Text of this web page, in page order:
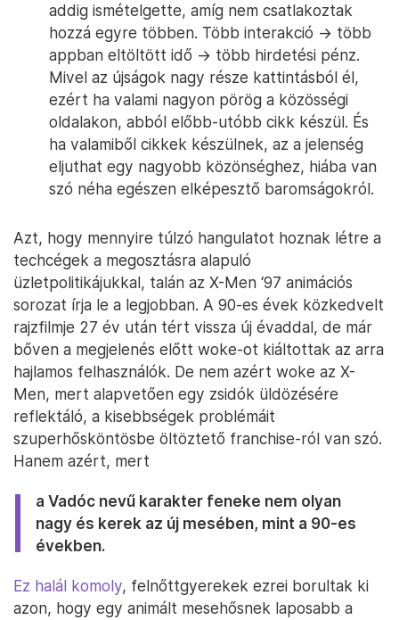
addig ismételgette, amíg nem csatlakoztak
hozzá egyre többen. Több interakció → több
appban eltöltött idő → több hirdetési pénz.
Mivel az újságok nagy része kattintásból él,
ezért ha valami nagyon pörög a közösségi
oldalakon, abból előbb-utóbb cikk készül. És
ha valamiből cikkek készülnek, az a jelenség
eljuthat egy nagyobb közönséghez, hiába van
szó néha egészen elképesztő baromságokról.
Azt, hogy mennyire túlzó hangulatot hoznak létre a
techcégek a megosztásra alapuló
üzletpolitikájukkal, talán az X-Men ‘97 animációs
sorozat írja le a legjobban. A 90-es évek közkedvelt
rajzfilmje 27 év után tért vissza új évaddal, de már
bőven a megjelenés előtt woke-ot kiáltottak az arra
hajlamos felhasználók. De nem azért woke az X-
Men, mert alapvetően egy zsidók üldözésére
reflektáló, a kisebbségek problémáit
szuperhősköntösbe öltöztető franchise-ról van szó.
Hanem azért, mert
a Vadóc nevű karakter feneke nem olyan
nagy és kerek az új mesében, mint a 90-es
években.
Ez halál komoly, felnőttgyerekek ezrei borultak ki
azon, hogy egy animált mesehősnek laposabb a